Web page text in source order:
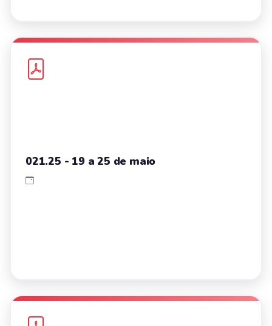
021.25 - 19 a 25 de maio